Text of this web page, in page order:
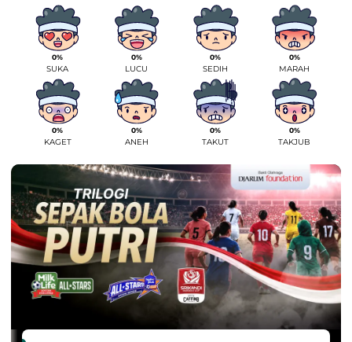
0%
SUKA
0%
LUCU
0%
SEDIH
0%
MARAH
0%
KAGET
0%
ANEH
0%
TAKUT
0%
TAKJUB